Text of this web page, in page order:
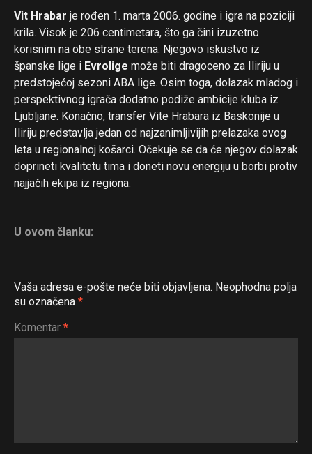
Vit Hrabar je rođen 1. marta 2006. godine i igra na poziciji
krila. Visok je 206 centimetara, što ga čini izuzetno
korisnim na obe strane terena. Njegovo iskustvo iz
španske lige i Evrolige može biti dragoceno za Iliriju u
predstojećoj sezoni ABA lige. Osim toga, dolazak mladog i
perspektivnog igrača dodatno podiže ambicije kluba iz
Ljubljane. Konačno, transfer Vite Hrabara iz Baskonije u
Iliriju predstavlja jedan od najzanimljivijih prelazaka ovog
leta u regionalnoj košarci. Očekuje se da će njegov dolazak
doprineti kvalitetu tima i doneti novu energiju u borbi protiv
najjačih ekipa iz regiona.
U ovom članku:
Vaša adresa e-pošte neće biti objavljena. Neophodna polja
su označena *
Komentar *
Whatsapp